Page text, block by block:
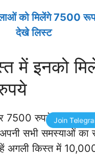
को मिलेंगे 7500
देखे लिस्ट
में इनको
7500 रुपये की किस्त
सभी समस्याओं का
अगली किस्त में